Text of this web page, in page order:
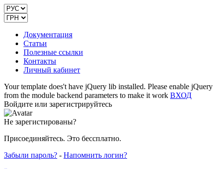
Документация
Статьи
Полезные ссылки
Контакты
Личный кабинет
Your template does't have jQuery lib installed. Please enable jQuery
from the module backend parameters to make it work ВХОД
Войдите или зарегистрируйтесь
Не зарегистированы?
Присоединяйтесь. Это бессплатно.
Забыли пароль? - Напомнить логин?